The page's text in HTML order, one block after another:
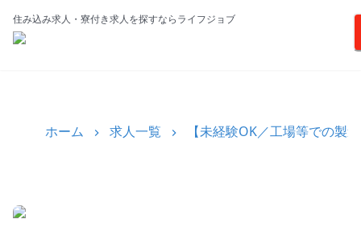
住み込み求人・寮付き求人を探すならライフジョブ
ホーム 求人一覧 【未経験OK／工場等での